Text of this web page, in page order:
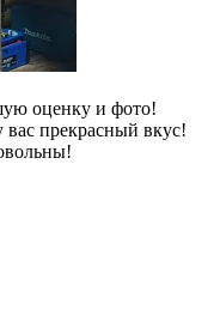
оценку и фото!
прекрасный вкус!